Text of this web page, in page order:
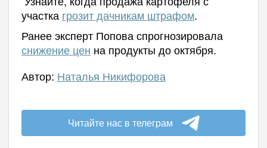
участка грозит дачникам штрафом.
Ранее эксперт Попова спрогнозировала
снижение цен на продукты до октября.
Автор: Наталья Никифорова
Читайте нас в телеграм